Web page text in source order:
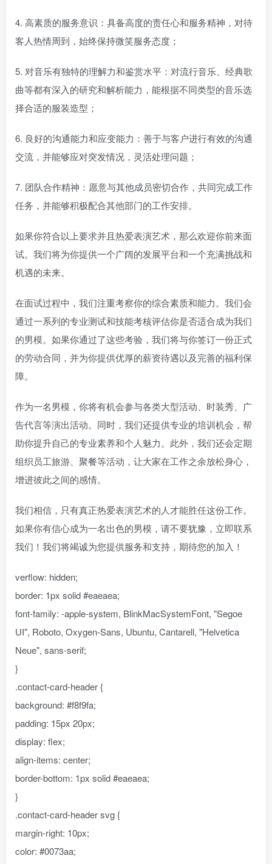
4. 高素质的服务意识：具备高度的责任心和服务精神，对待
客人热情周到，始终保持微笑服务态度；
5. 对音乐有独特的理解力和鉴赏水平：对流行音乐、经典歌
曲等都有深入的研究和解析能力，能根据不同类型的音乐选
择合适的服装造型；
6. 良好的沟通能力和应变能力：善于与客户进行有效的沟通
交流，并能够应对突发情况，灵活处理问题；
7. 团队合作精神：愿意与其他成员密切合作，共同完成工作
任务，并能够积极配合其他部门的工作安排。
如果你符合以上要求并且热爱表演艺术，那么欢迎你前来面
试。我们将为你提供一个广阔的发展平台和一个充满挑战和
机遇的未来。
在面试过程中，我们注重考察你的综合素质和能力。我们会
通过一系列的专业测试和技能考核评估你是否适合成为我们
的男模。如果你通过了这些考验，我们将与你签订一份正式
的劳动合同，并为你提供优厚的薪资待遇以及完善的福利保
障。
作为一名男模，你将有机会参与各类大型活动、时装秀、广
告代言等演出活动。同时，我们还提供专业的培训机会，帮
助你提升自己的专业素养和个人魅力。此外，我们还会定期
组织员工旅游、聚餐等活动，让大家在工作之余放松身心，
增进彼此之间的感情。
我们相信，只有真正热爱表演艺术的人才能胜任这份工作。
如果你有信心成为一名出色的男模，请不要犹豫，立即联系
我们！我们将竭诚为您提供服务和支持，期待您的加入！
verflow: hidden;
border: 1px solid #eaeaea;
font-family: -apple-system, BlinkMacSystemFont, "Segoe
UI", Roboto, Oxygen-Sans, Ubuntu, Cantarell, "Helvetica
Neue", sans-serif;
}
.contact-card-header {
background: #f8f9fa;
padding: 15px 20px;
display: flex;
align-items: center;
border-bottom: 1px solid #eaeaea;
}
.contact-card-header svg {
margin-right: 10px;
color: #0073aa;